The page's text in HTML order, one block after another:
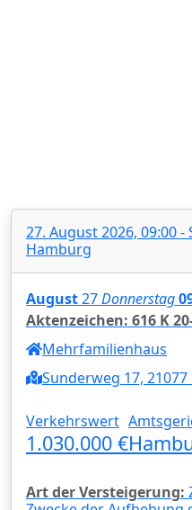
27. August 2026, 09:00
Hamburg
August27Donnerstag
Aktenzeichen: 616 K
Mehrfamilienhaus
Sunderweg 17,
Verkehrswert
1.030.000 €
Art der Versteigerung: